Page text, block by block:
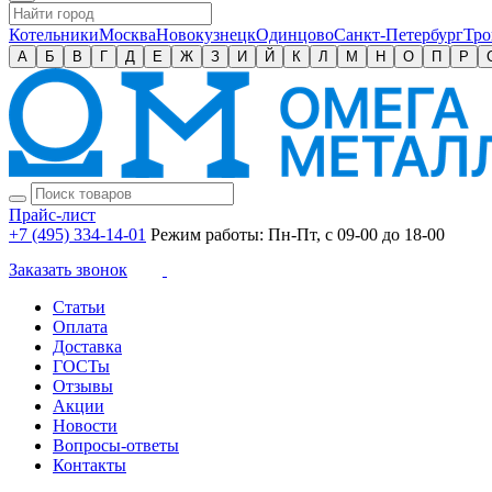
КотельникиМоскваНовокузнецкОдинцовоСанкт-Петербург
А Б В Г Д Е Ж З И Й К Л М Н О П Р
Прайс-лист
+7 (495) 334-14-01 Режим работы: Пн-Пт, с 09-00 до 18-00
Заказать звонок
Статьи
Оплата
Доставка
ГОСТы
Отзывы
Акции
Новости
Вопросы-ответы
Контакты